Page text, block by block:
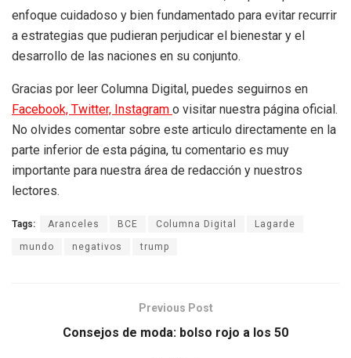
enfoque cuidadoso y bien fundamentado para evitar recurrir
a estrategias que pudieran perjudicar el bienestar y el
desarrollo de las naciones en su conjunto.
Gracias por leer Columna Digital, puedes seguirnos en
Facebook, Twitter, Instagram o visitar nuestra página oficial.
No olvides comentar sobre este articulo directamente en la
parte inferior de esta página, tu comentario es muy
importante para nuestra área de redacción y nuestros
lectores.
Tags: Aranceles BCE Columna Digital Lagarde
mundo negativos trump
Previous Post
Consejos de moda: bolso rojo a los 50